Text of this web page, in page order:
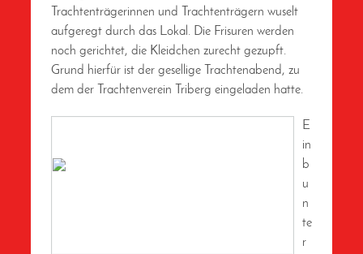
Trachtenträgerinnen und Trachtenträgern wuselt
aufgeregt durch das Lokal. Die Frisuren werden
noch gerichtet, die Kleidchen zurecht gezupft.
Grund hierfür ist der gesellige Trachtenabend, zu
dem der Trachtenverein Triberg eingeladen hatte.
E
in
b
u
n
te
r